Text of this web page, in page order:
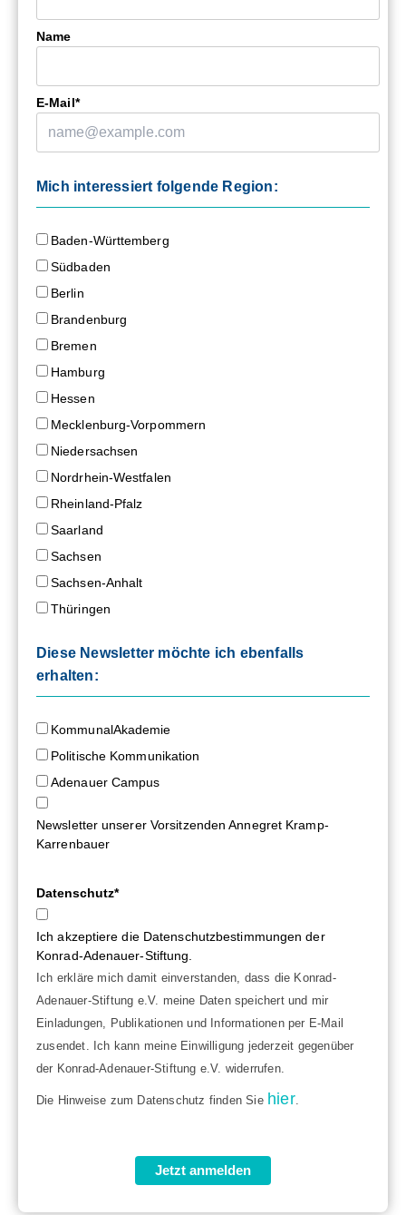
Name
E-Mail*
Mich interessiert folgende Region:
Baden-Württemberg
Südbaden
Berlin
Brandenburg
Bremen
Hamburg
Hessen
Mecklenburg-Vorpommern
Niedersachsen
Nordrhein-Westfalen
Rheinland-Pfalz
Saarland
Sachsen
Sachsen-Anhalt
Thüringen
Diese Newsletter möchte ich ebenfalls
erhalten:
KommunalAkademie
Politische Kommunikation
Adenauer Campus
Newsletter unserer Vorsitzenden Annegret Kramp-
Karrenbauer
Datenschutz*
Ich akzeptiere die Datenschutzbestimmungen der
Konrad-Adenauer-Stiftung.
Ich erkläre mich damit einverstanden, dass die Konrad-
Adenauer-Stiftung e.V. meine Daten speichert und mir
Einladungen, Publikationen und Informationen per E-Mail
zusendet. Ich kann meine Einwilligung jederzeit gegenüber
der Konrad-Adenauer-Stiftung e.V. widerrufen.
Die Hinweise zum Datenschutz finden Sie hier.
Jetzt anmelden